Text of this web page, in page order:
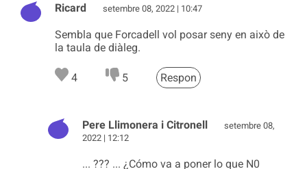
Ricard setembre 08, 2022 | 10:47
Sembla que Forcadell vol posar seny en això de
la taula de diàleg.
4 5 Respon
Pere Llimonera i Citronell
setembre 08,
2022 | 12:12
... ??? ... ¿Cómo va a poner lo que N0